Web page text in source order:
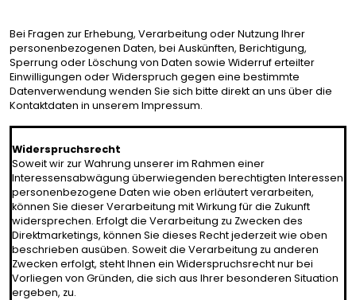
Bei Fragen zur Erhebung, Verarbeitung oder Nutzung Ihrer
personenbezogenen Daten, bei Auskünften, Berichtigung,
Sperrung oder Löschung von Daten sowie Widerruf erteilter
Einwilligungen oder Widerspruch gegen eine bestimmte
Datenverwendung wenden Sie sich bitte direkt an uns über die
Kontaktdaten in unserem Impressum.
Widerspruchsrecht
Soweit wir zur Wahrung unserer im Rahmen einer
Interessensabwägung überwiegenden berechtigten Interessen
personenbezogene Daten wie oben erläutert verarbeiten,
können Sie dieser Verarbeitung mit Wirkung für die Zukunft
widersprechen. Erfolgt die Verarbeitung zu Zwecken des
Direktmarketings, können Sie dieses Recht jederzeit wie oben
beschrieben ausüben. Soweit die Verarbeitung zu anderen
Zwecken erfolgt, steht Ihnen ein Widerspruchsrecht nur bei
Vorliegen von Gründen, die sich aus Ihrer besonderen Situation
ergeben, zu.